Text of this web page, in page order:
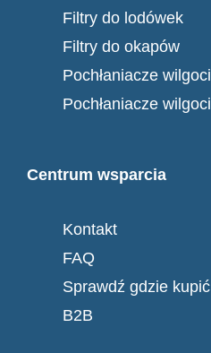
Filtry do lodówek
Filtry do okapów
Pochłaniacze wilgoci
Pochłaniacze wilgoci
Centrum wsparcia
Kontakt
FAQ
Sprawdź gdzie kupić
B2B